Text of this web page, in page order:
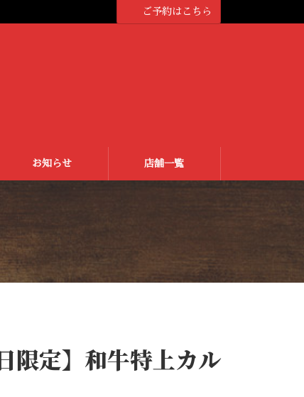
ご予約はこちら
お知らせ 店舗一覧
限定】和牛特上カル